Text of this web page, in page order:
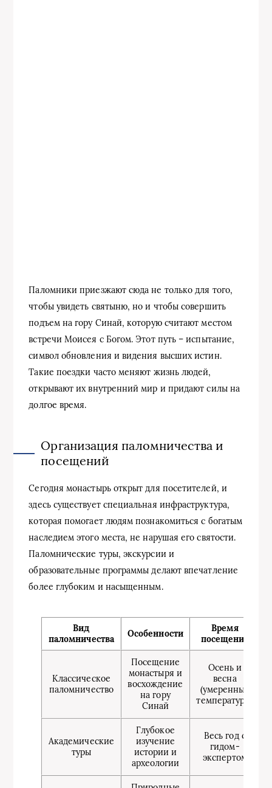
Паломники приезжают сюда не только для того,
чтобы увидеть святыню, но и чтобы совершить
подъем на гору Синай, которую считают местом
встречи Моисея с Богом. Этот путь – испытание,
символ обновления и видения высших истин.
Такие поездки часто меняют жизнь людей,
открывают их внутренний мир и придают силы на
долгое время.
Организация паломничества и
посещений
Сегодня монастырь открыт для посетителей, и
здесь существует специальная инфраструктура,
которая помогает людям познакомиться с богатым
наследием этого места, не нарушая его святости.
Паломнические туры, экскурсии и
образовательные программы делают впечатление
более глубоким и насыщенным.
Вид
паломничества
Особенности
Время
посещения
Классическое
паломничество
Посещение
монастыря и
восхождение
на гору
Синай
Осень и
весна
(умеренные
температуры)
Академические
туры
Глубокое
изучение
истории и
археологии
Весь год с
гидом-
экспертом